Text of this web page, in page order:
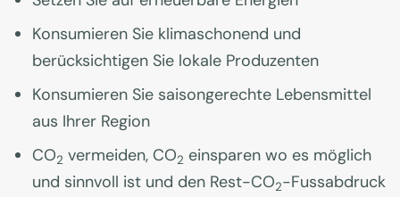
Konsumieren Sie klimaschonend und
berücksichtigen Sie lokale Produzenten
Konsumieren Sie saisongerechte Lebensmittel
aus Ihrer Region
CO2 vermeiden, CO2 einsparen wo es möglich
und sinnvoll ist und den Rest-CO2-Fussabdruck